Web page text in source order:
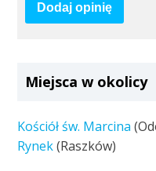
Dodaj opinię
Miejsca w okolicy
Kościół św. Marcina
Rynek(Raszków)